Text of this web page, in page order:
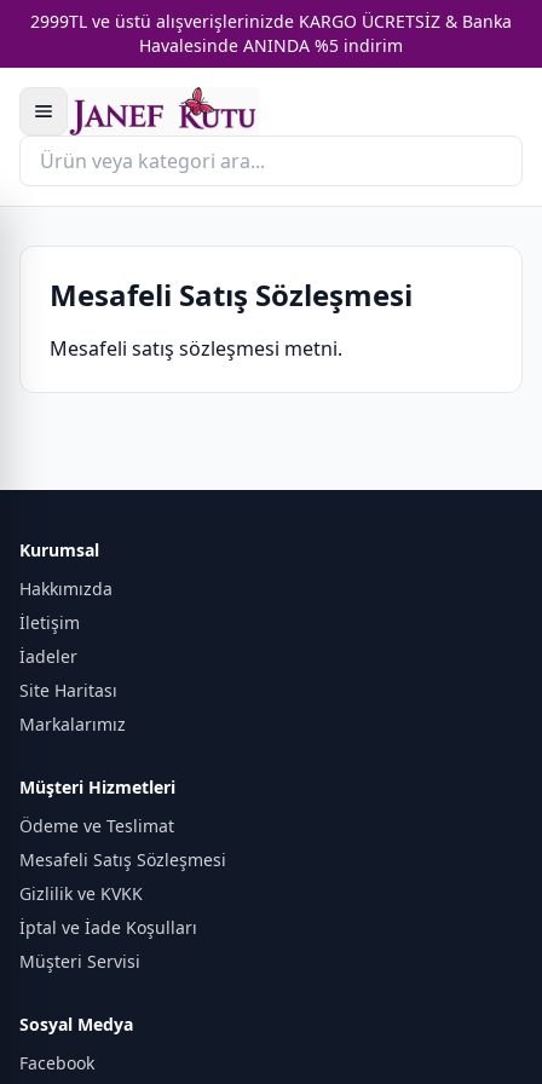
2999TL ve üstü alışverişlerinizde KARGO ÜCRETSİZ & Banka
Havalesinde ANINDA %5 indirim
Mesafeli Satış Sözleşmesi
Mesafeli satış sözleşmesi metni.
Kurumsal
Hakkımızda
İletişim
İadeler
Site Haritası
Markalarımız
Müşteri Hizmetleri
Ödeme ve Teslimat
Mesafeli Satış Sözleşmesi
Gizlilik ve KVKK
İptal ve İade Koşulları
Müşteri Servisi
Sosyal Medya
Facebook